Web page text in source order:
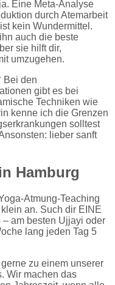
Eine Meta-Analyse
durch Atemarbeit
kein Wundermittel.
auch die beste
sie hilft dir,
umzugehen.
Bei den
gibt es bei
Techniken wie
kenne ich die Grenzen
solltest
lieber sanft
Hamburg
Atmung-Teaching
an. Such dir EINE
am besten Ujjayi oder
lang jeden Tag 5
zu einem unserer
Wir machen das